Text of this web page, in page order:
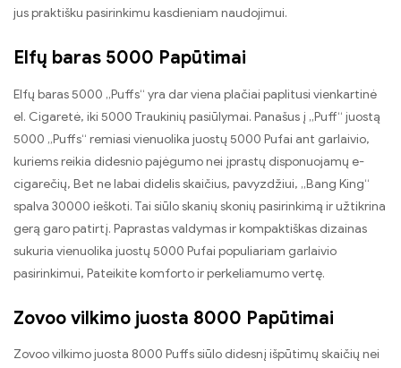
jus praktišku pasirinkimu kasdieniam naudojimui.
Elfų baras 5000 Papūtimai
Elfų baras 5000 „Puffs“ yra dar viena plačiai paplitusi vienkartinė
el. Cigaretė, iki 5000 Traukinių pasiūlymai. Panašus į „Puff“ juostą
5000 „Puffs“ remiasi vienuolika juostų 5000 Pufai ant garlaivio,
kuriems reikia didesnio pajėgumo nei įprastų disponuojamų e-
cigarečių, Bet ne labai didelis skaičius, pavyzdžiui, „Bang King“
spalva 30000 ieškoti. Tai siūlo skanių skonių pasirinkimą ir užtikrina
gerą garo patirtį. Paprastas valdymas ir kompaktiškas dizainas
sukuria vienuolika juostų 5000 Pufai populiariam garlaivio
pasirinkimui, Pateikite komforto ir perkeliamumo vertę.
Zovoo vilkimo juosta 8000 Papūtimai
Zovoo vilkimo juosta 8000 Puffs siūlo didesnį išpūtimų skaičių nei